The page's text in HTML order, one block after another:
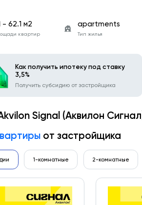
- 62.1 м2
квартир
apartments
Тип жилья
Как получить ипотеку под ставку
3,5%
Получить субсидию от застройщика
Signal (Аквилон
от застройщика
1-комнатные 2-комнатные